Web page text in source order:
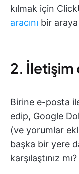
kılmak için
aracını bir
2. İletişim
Birine e-posta
edip, Google
(ve yorumlar
başka bir yere
karşılaştınız mı?